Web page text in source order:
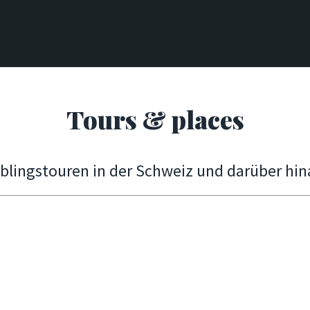
Tours & places
in der Schweiz und darüber